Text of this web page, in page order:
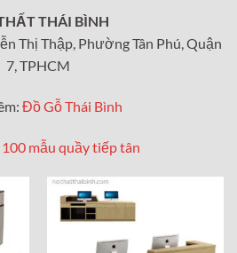
THÁI BÌNH
Thị Thập, Phường Tân Phú, Quận
7, TPHCM
Đồ Gỗ Thái Bình
mẫu quầy tiếp tân